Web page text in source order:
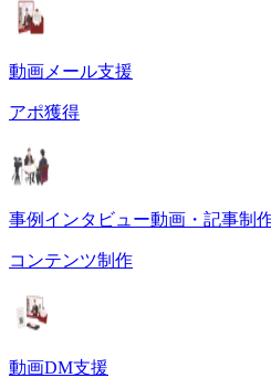
動画メール支援
アポ獲得
事例インタビュー動画・記事制
コンテンツ制作
動画DM支援